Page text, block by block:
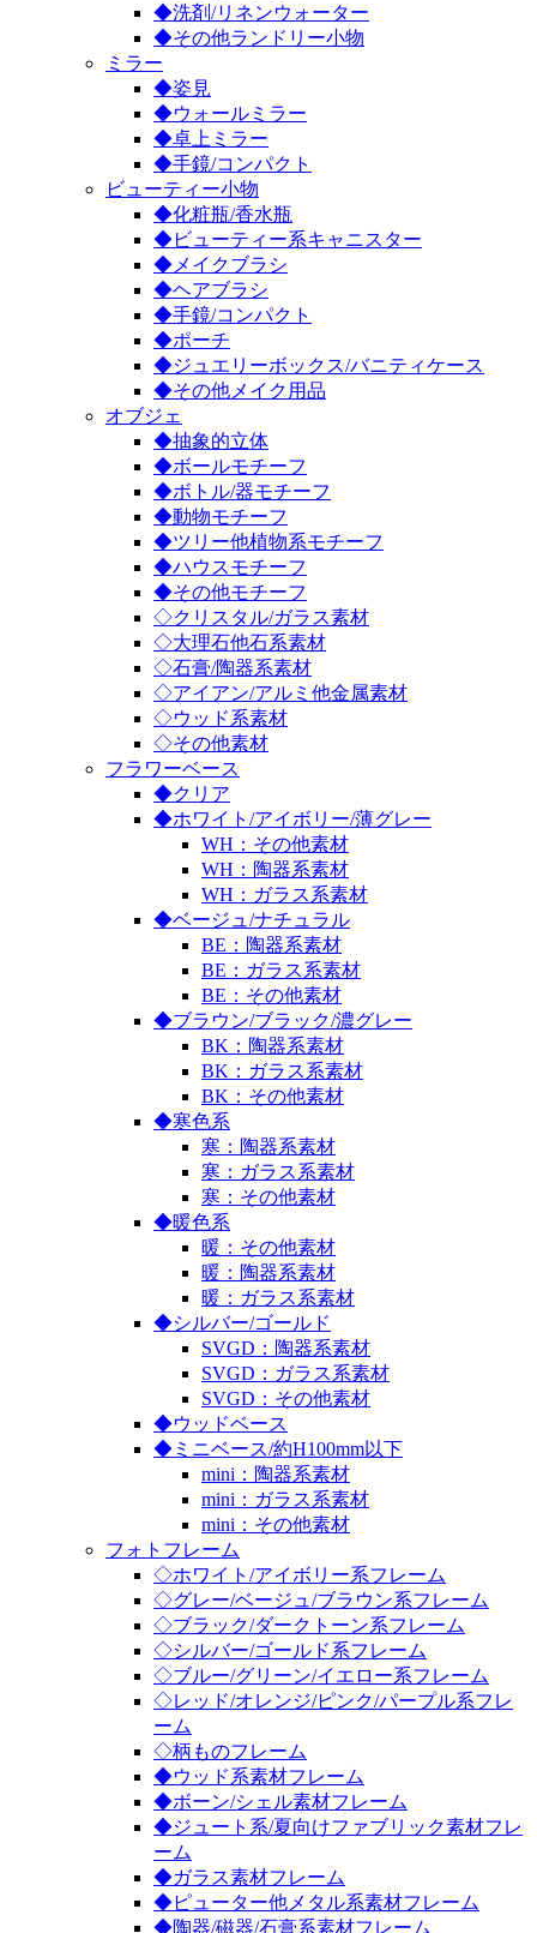
◆洗剤/リネンウォーター
◆その他ランドリー小物
ミラー
◆姿見
◆ウォールミラー
◆卓上ミラー
◆手鏡/コンパクト
ビューティー小物
◆化粧瓶/香水瓶
◆ビューティー系キャニスター
◆メイクブラシ
◆ヘアブラシ
◆手鏡/コンパクト
◆ポーチ
◆ジュエリーボックス/バニティケース
◆その他メイク用品
オブジェ
◆抽象的立体
◆ボールモチーフ
◆ボトル/器モチーフ
◆動物モチーフ
◆ツリー他植物系モチーフ
◆ハウスモチーフ
◆その他モチーフ
◇クリスタル/ガラス素材
◇大理石他石系素材
◇石膏/陶器系素材
◇アイアン/アルミ他金属素材
◇ウッド系素材
◇その他素材
フラワーベース
◆クリア
◆ホワイト/アイボリー/薄グレー
WH：その他素材
WH：陶器系素材
WH：ガラス系素材
◆ベージュ/ナチュラル
BE：陶器系素材
BE：ガラス系素材
BE：その他素材
◆ブラウン/ブラック/濃グレー
BK：陶器系素材
BK：ガラス系素材
BK：その他素材
◆寒色系
寒：陶器系素材
寒：ガラス系素材
寒：その他素材
◆暖色系
暖：その他素材
暖：陶器系素材
暖：ガラス系素材
◆シルバー/ゴールド
SVGD：陶器系素材
SVGD：ガラス系素材
SVGD：その他素材
◆ウッドベース
◆ミニベース/約H100mm以下
mini：陶器系素材
mini：ガラス系素材
mini：その他素材
フォトフレーム
◇ホワイト/アイボリー系フレーム
◇グレー/ベージュ/ブラウン系フレーム
◇ブラック/ダークトーン系フレーム
◇シルバー/ゴールド系フレーム
◇ブルー/グリーン/イエロー系フレーム
◇レッド/オレンジ/ピンク/パープル系フレ
ーム
◇柄ものフレーム
◆ウッド系素材フレーム
◆ボーン/シェル素材フレーム
◆ジュート系/夏向けファブリック素材フレ
ーム
◆ガラス素材フレーム
◆ピューター他メタル系素材フレーム
◆陶器/磁器/石膏系素材フレーム